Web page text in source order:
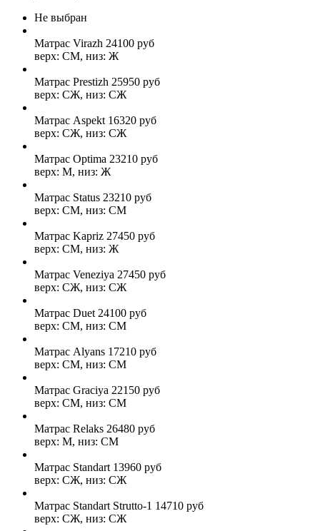
Не выбран
Матрас Virazh 24100 руб
верх: СМ, низ: Ж
Матрас Prestizh 25950 руб
верх: СЖ, низ: СЖ
Матрас Aspekt 16320 руб
верх: СЖ, низ: СЖ
Матрас Optima 23210 руб
верх: М, низ: Ж
Матрас Status 23210 руб
верх: СМ, низ: СМ
Матрас Kapriz 27450 руб
верх: СМ, низ: Ж
Матрас Veneziya 27450 руб
верх: СЖ, низ: СЖ
Матрас Duet 24100 руб
верх: СМ, низ: СМ
Матрас Alyans 17210 руб
верх: СМ, низ: СМ
Матрас Graciya 22150 руб
верх: СМ, низ: СМ
Матрас Relaks 26480 руб
верх: М, низ: СМ
Матрас Standart 13960 руб
верх: СЖ, низ: СЖ
Матрас Standart Strutto-1 14710 руб
верх: СЖ, низ: СЖ